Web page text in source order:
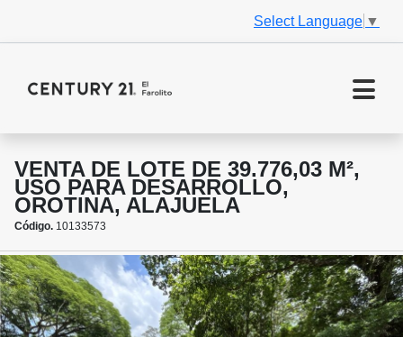
Select Language ▼
VENTA DE LOTE DE 39.776,03 M²,
USO PARA DESARROLLO,
OROTINA, ALAJUELA
Código. 10133573